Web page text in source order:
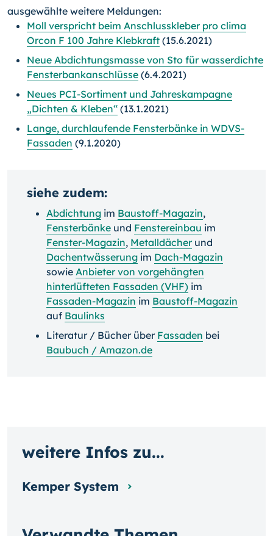
ausgewählte weitere Meldungen:
Moll verspricht beim Anschlusskleber pro clima
Orcon F 100 Jahre Klebkraft (15.6.2021)
Neue Abdichtungsmasse von Sto für wasserdichte
Fensterbankanschlüsse (6.4.2021)
Neues PCI-Sortiment und Jahreskampagne
„Dichten & Kleben“ (13.1.2021)
Lange, durchlaufende Fensterbänke in WDVS-
Fassaden (9.1.2020)
siehe zudem:
Abdichtung im Baustoff-Magazin,
Fensterbänke und Fenstereinbau im
Fenster-Magazin, Metalldächerund
Dachentwässerung im Dach-Magazin
sowie Anbieter von vorgehängten
hinterlüfteten Fassaden (VHF) im
Fassaden-Magazin im Baustoff-Magazin
auf Baulinks
Literatur / Bücher über Fassaden bei
Baubuch / Amazon.de
weitere Infos zu...
Kemper System